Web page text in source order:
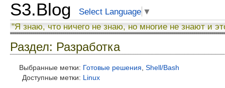
S3.Blog Select Language ▼
"Я знаю, что ничего не знаю, но многие не знают и
Раздел: Разработка
Выбранные метки: Готовые решения Shell/Bash
Доступные метки: Linux